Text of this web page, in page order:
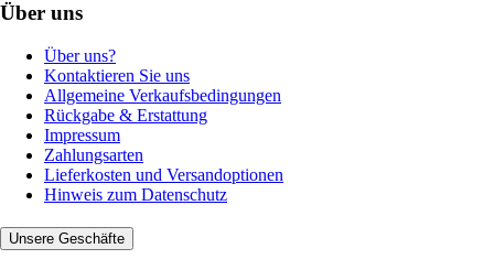
Über uns
Über uns?
Kontaktieren Sie uns
Allgemeine Verkaufsbedingungen
Rückgabe & Erstattung
Impressum
Zahlungsarten
Lieferkosten und Versandoptionen
Hinweis zum Datenschutz
Unsere Geschäfte